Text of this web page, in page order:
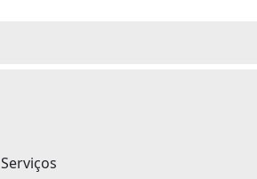
Serviços